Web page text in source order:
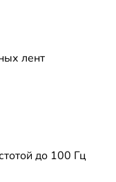
лент
до 100 Гц